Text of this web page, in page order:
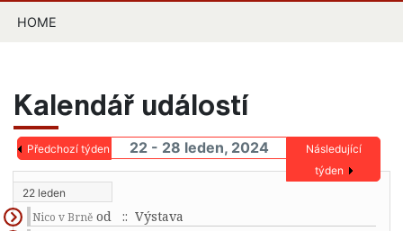
HOME
Kalendář událostí
Předchozí týden 22 - 28 leden, 2024
Následující
týden
22 leden
Nico v Brně od :: Výstava